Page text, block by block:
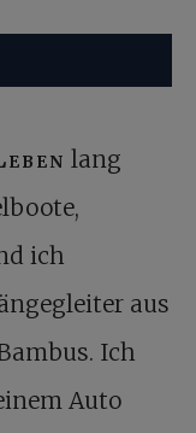
lang
ich
aus
Ich
Auto